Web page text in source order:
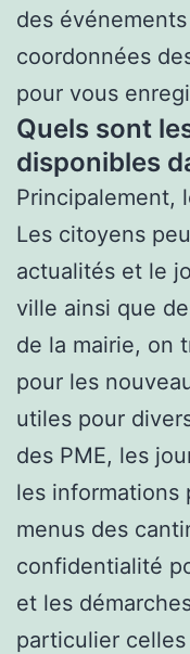
des
coordonnées
pour vous
Quels sont
disponibles
Principalement,
Les citoyens
actualités et le
ville ainsi que
de la mairie, on
pour les
utiles pour
des PME, les
les informations
menus des
confidentialité
et les
particulier